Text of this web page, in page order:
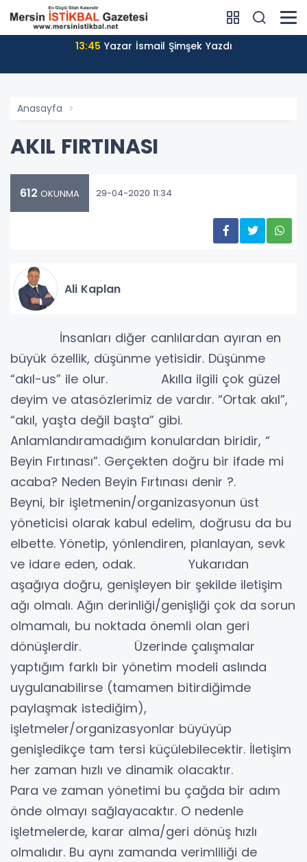
13:45 Yazar İsmail Şimşek Yazdı
Anasayfa
AKIL FIRTINASI
612 OKUNMA 29-04-2020 11:34
Ali Kaplan
İnsanları diğer canlılardan ayıran en
büyük özellik, düşünme yetisidir. Düşünme
“akıl-us” ile olur. Akılla ilgili çok güzel
deyim ve atasözlerimiz de vardır. “Ortak akıl”,
“akıl, yaşta değil başta” gibi.
Anlamlandıramadığım konulardan biridir, “
Beyin Fırtınası”. Gerçekten doğru bir ifade mi
acaba? Neden Beyin Fırtınası denir ?.
Beyni, bir işletmenin/organizasyonun üst
yöneticisi olarak kabul edelim, doğrusu da bu
elbette. Yönetip, yönlendiren, planlayan, sevk
ve idare eden, odak. Yukarıdan
aşağıya doğru, genişleyen bir şekilde iletişim
ağı olmalı. Ağın derinliği/genişliği çok da sorun
olmamalı, bu noktada önemli olan geri
dönüşlerdir. Üzerinde çalışmalar
yaptığım farklı bir yönetim modeli aslında
uygulanabilirse (tamamen bitirdiğimde
paylaşmak istediğim),
işletmeler/organizasyonlar büyüyüp
genişledikçe tam tersi küçülebilecektir. İletişim
her zaman hızlı ve dinamik olacaktır.
Para ve zaman yönetimi bu çağda bir adım
önde olmayı sağlayacaktır. O nedenle
işletmelerde, karar alma/geri dönüş hızlı
olmalıdır. Bu aynı zamanda verimliliği de